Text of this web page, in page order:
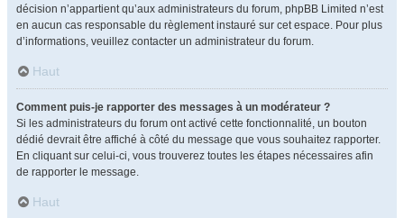
décision n’appartient qu’aux administrateurs du forum, phpBB Limited n’est
en aucun cas responsable du règlement instauré sur cet espace. Pour plus
d’informations, veuillez contacter un administrateur du forum.
Haut
Comment puis-je rapporter des messages à un modérateur ?
Si les administrateurs du forum ont activé cette fonctionnalité, un bouton
dédié devrait être affiché à côté du message que vous souhaitez rapporter.
En cliquant sur celui-ci, vous trouverez toutes les étapes nécessaires afin
de rapporter le message.
Haut